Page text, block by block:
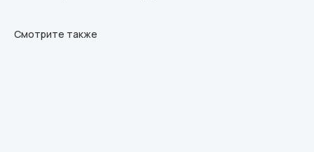
Смотрите также